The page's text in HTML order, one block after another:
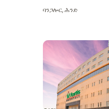
ባንጋሎር,ሕንድ